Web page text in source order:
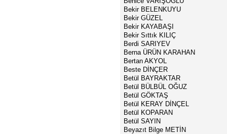
Bekir BELENKUYU
Bekir GÜZEL
Bekir KAYABAŞI
Bekir Sıttık KILIÇ
Berdi SARIYEV
Berna ÜRÜN KARAHAN
Bertan AKYOL
Beste DİNÇER
Betül BAYRAKTAR
Betül BÜLBÜL OĞUZ
Betül GÖKTAŞ
Betül KERAY DİNÇEL
Betül KOPARAN
Betül SAYIN
Beyazıt Bilge METİN